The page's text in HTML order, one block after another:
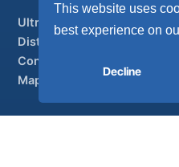
This website uses
best experience on
Decline
UltraCare 24 horas por dia,
Distribuidores
Contacto
Mapa do sítio